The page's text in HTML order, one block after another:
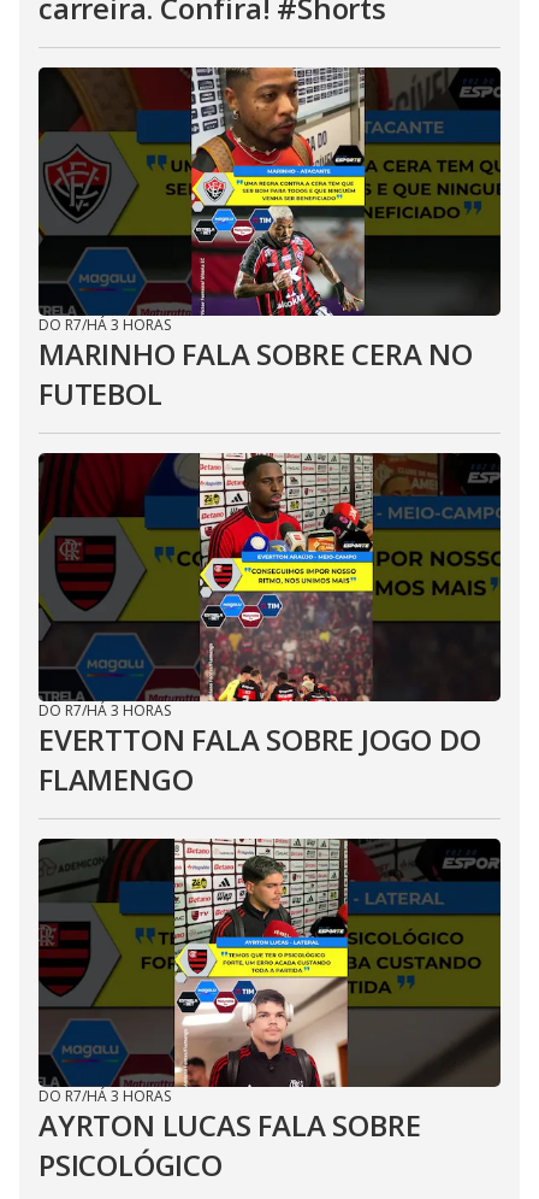
DO R7/HÁ 3 HORAS
MARINHO FALA SOBRE CERA NO
FUTEBOL
DO R7/HÁ 3 HORAS
EVERTTON FALA SOBRE JOGO DO
FLAMENGO
DO R7/HÁ 3 HORAS
AYRTON LUCAS FALA SOBRE
PSICOLÓGICO